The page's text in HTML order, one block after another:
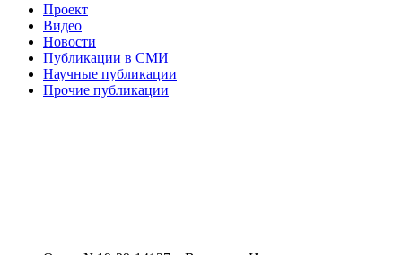
Проект
Видео
Новости
Публикации в СМИ
Научные публикации
Прочие публикации